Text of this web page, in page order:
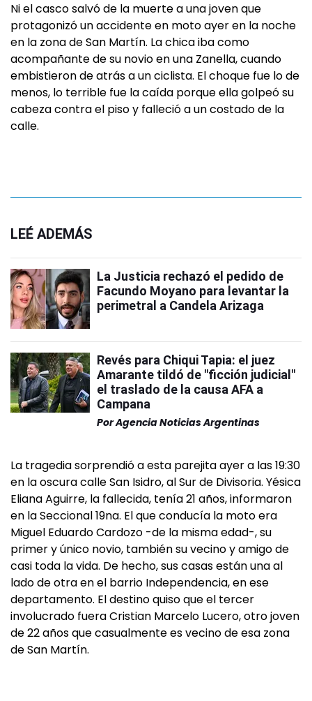
Ni el casco salvó de la muerte a una joven que
protagonizó un accidente en moto ayer en la noche
en la zona de San Martín. La chica iba como
acompañante de su novio en una Zanella, cuando
embistieron de atrás a un ciclista. El choque fue lo de
menos, lo terrible fue la caída porque ella golpeó su
cabeza contra el piso y falleció a un costado de la
calle.
LEÉ ADEMÁS
La Justicia rechazó el pedido de
Facundo Moyano para levantar la
perimetral a Candela Arizaga
Revés para Chiqui Tapia: el juez
Amarante tildó de "ficción judicial"
el traslado de la causa AFA a
Campana
PorAgencia Noticias Argentinas
La tragedia sorprendió a esta parejita ayer a las 19:30
en la oscura calle San Isidro, al Sur de Divisoria. Yésica
Eliana Aguirre, la fallecida, tenía 21 años, informaron
en la Seccional 19na. El que conducía la moto era
Miguel Eduardo Cardozo -de la misma edad-, su
primer y único novio, también su vecino y amigo de
casi toda la vida. De hecho, sus casas están una al
lado de otra en el barrio Independencia, en ese
departamento. El destino quiso que el tercer
involucrado fuera Cristian Marcelo Lucero, otro joven
de 22 años que casualmente es vecino de esa zona
de San Martín.